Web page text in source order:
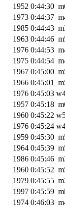
1952 0:44:30
1973 0:44:37
1985 0:44:43
1963 0:44:46
1976 0:44:53
1975 0:44:54
1967 0:45:00
1966 0:45:01
1976 0:45:03
1957 0:45:18
1960 0:45:22
1976 0:45:24
1959 0:45:30
1964 0:45:39
1986 0:45:46
1960 0:45:52
1979 0:45:55
1997 0:45:59
1974 0:46:03